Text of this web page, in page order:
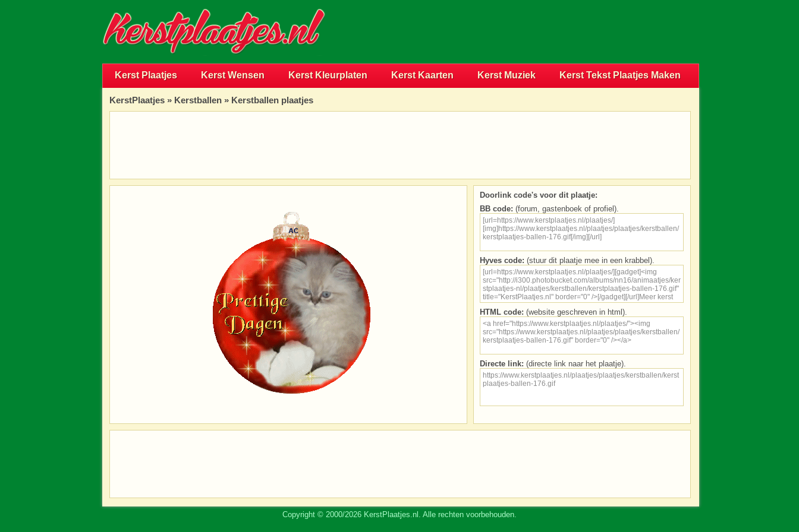
Kerst Plaatjes Kerst Wensen Kerst Kleurplaten Kerst Kaarten Kerst Muziek Kerst Tekst Plaatjes Maken
KerstPlaatjes » Kerstballen » Kerstballen plaatjes
Doorlink code's voor dit plaatje:
BB code: (forum, gastenboek of profiel).
Hyves code: (stuur dit plaatje mee in een krabbel).
HTML code: (website geschreven in html).
Directe link: (directe link naar het plaatje).
Copyright © 2000/2026 KerstPlaatjes.nl. Alle rechten voorbehouden.